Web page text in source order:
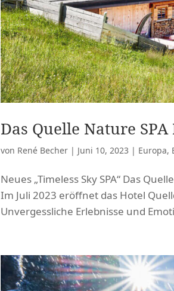
Das Quelle Nature
von René Becher | Juni 10, 2023 | Europa,
Neues „Timeless Sky SPA“ Das
Im Juli 2023 eröffnet das Hotel
Unvergessliche Erlebnisse und